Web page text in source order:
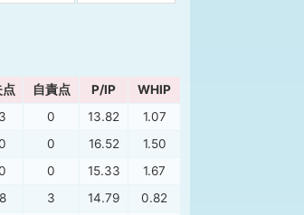
点 自責点 P/IP
WHIP
3 0 13.82
1.07
0 16.52
1.50
0 15.33
1.67
8 3 14.79
0.82